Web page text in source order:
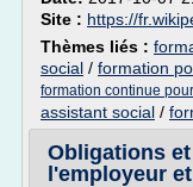
Site : https://
Thèmes liés :
social / formation
formation continue
assistant social /
Obligations
l'employeur